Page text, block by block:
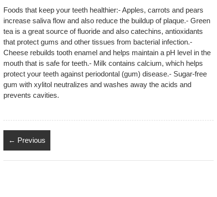
Foods that keep your teeth healthier:- Apples, carrots and pears
increase saliva flow and also reduce the buildup of plaque.- Green
tea is a great source of fluoride and also catechins, antioxidants
that protect gums and other tissues from bacterial infection.-
Cheese rebuilds tooth enamel and helps maintain a pH level in the
mouth that is safe for teeth.- Milk contains calcium, which helps
protect your teeth against periodontal (gum) disease.- Sugar-free
gum with xylitol neutralizes and washes away the acids and
prevents cavities.
← Previous